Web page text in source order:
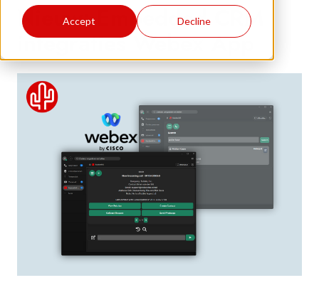
Accept Decline
Nieuw: Embedded CRM
integraties Webex App